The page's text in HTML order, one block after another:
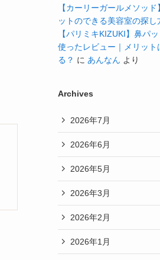
【カーリーガールメソッ
ットのできる美容室の探し
【パリミキKIZUKI】鼻パ
使ったレビュー｜メリット
る？ に あんなん より
Archives
2026年7月
2026年6月
2026年5月
2026年3月
2026年2月
2026年1月